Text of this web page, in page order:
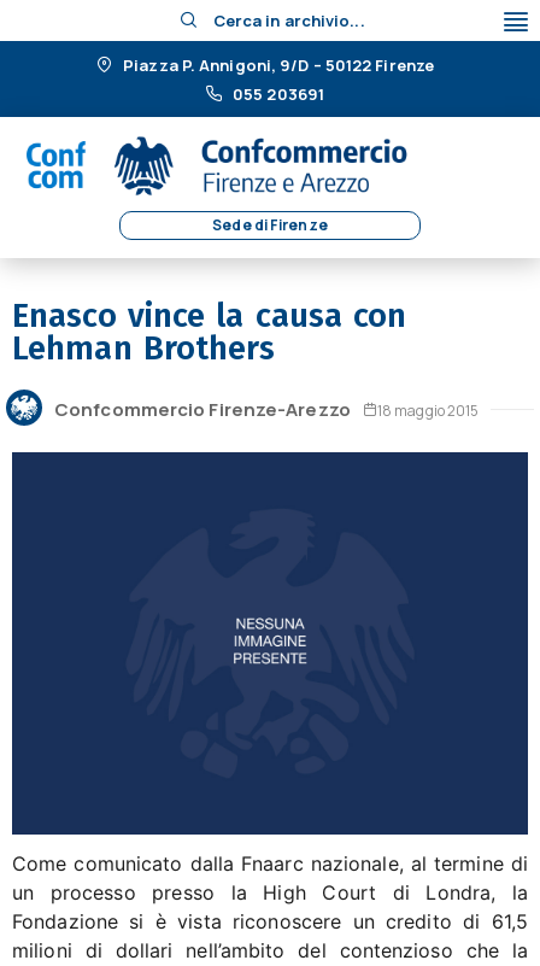
Cerca in archivio...
Piazza P. Annigoni, 9/D – 50122 Firenze
055 203691
Sede di Firenze
Enasco vince la causa con
Lehman Brothers
Confcommercio Firenze-Arezzo 18 maggio 2015
Come comunicato dalla Fnaarc nazionale, al termine di
un processo presso la High Court di Londra, la
Fondazione si è vista riconoscere un credito di 61,5
milioni di dollari nell’ambito del contenzioso che la